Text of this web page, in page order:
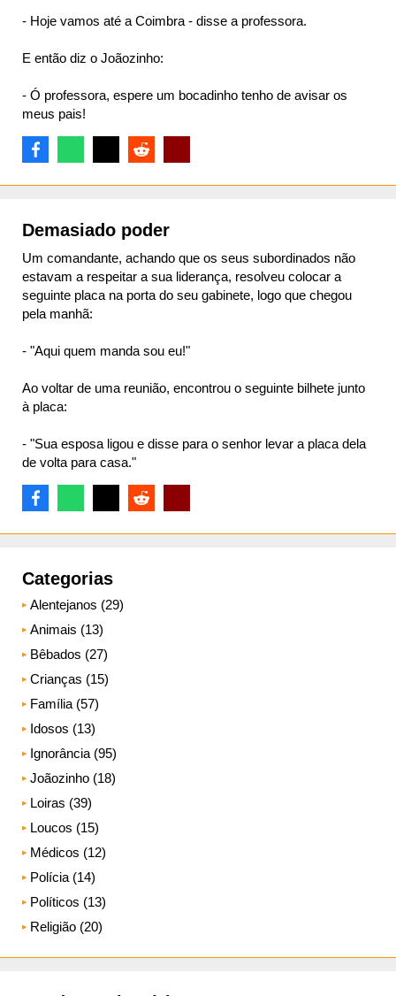
- Hoje vamos até a Coimbra - disse a professora.
E então diz o Joãozinho:
- Ó professora, espere um bocadinho tenho de avisar os
meus pais!
Demasiado poder
Um comandante, achando que os seus subordinados não
estavam a respeitar a sua liderança, resolveu colocar a
seguinte placa na porta do seu gabinete, logo que chegou
pela manhã:
- "Aqui quem manda sou eu!"
Ao voltar de uma reunião, encontrou o seguinte bilhete junto
à placa:
- "Sua esposa ligou e disse para o senhor levar a placa dela
de volta para casa."
Categorias
Alentejanos (29)
Animais (13)
Bêbados (27)
Crianças (15)
Família (57)
Idosos (13)
Ignorância (95)
Joãozinho (18)
Loiras (39)
Loucos (15)
Médicos (12)
Polícia (14)
Políticos (13)
Religião (20)